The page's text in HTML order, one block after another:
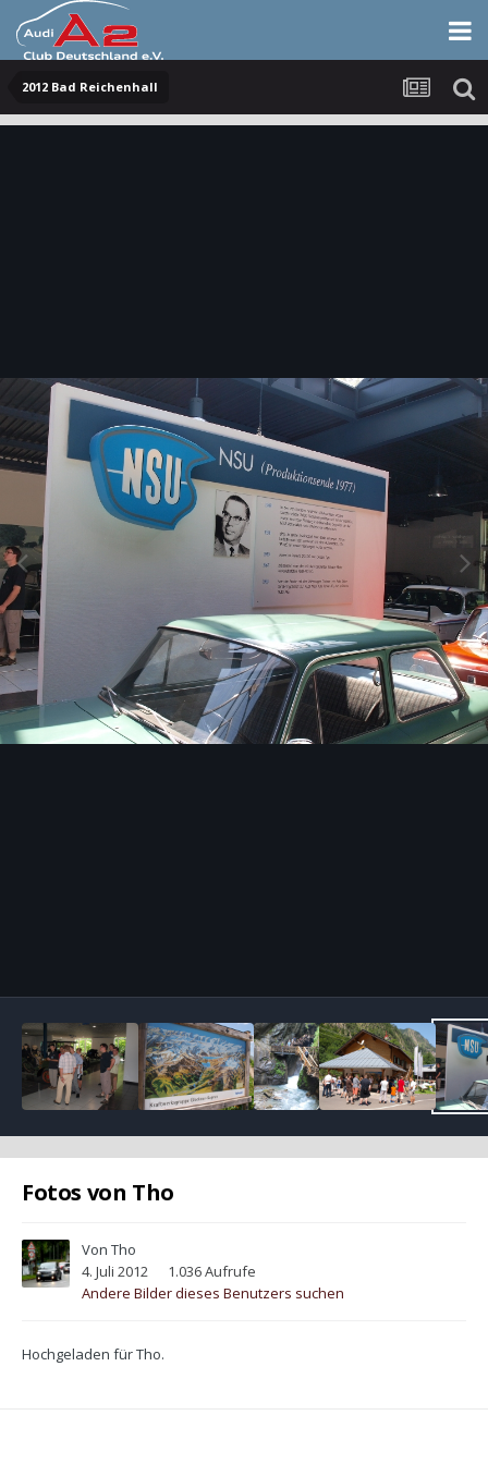
2012 Bad Reichenhall
Fotos von Tho
Von Tho
4. Juli 2012
1.036 Aufrufe
Andere Bilder dieses Benutzers suchen
Hochgeladen für Tho.